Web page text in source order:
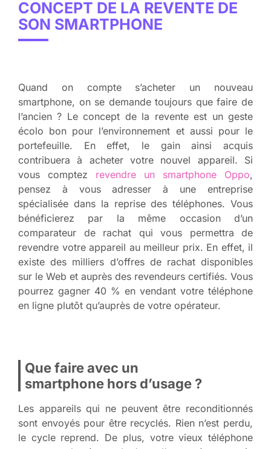
CONCEPT DE LA REVENTE DE
SON SMARTPHONE
Quand on compte s’acheter un nouveau
smartphone, on se demande toujours que faire de
l’ancien ? Le concept de la revente est un geste
écolo bon pour l’environnement et aussi pour le
portefeuille. En effet, le gain ainsi acquis
contribuera à acheter votre nouvel appareil. Si
vous comptez revendre un smartphone Oppo,
pensez à vous adresser à une entreprise
spécialisée dans la reprise des téléphones. Vous
bénéficierez par la même occasion d’un
comparateur de rachat qui vous permettra de
revendre votre appareil au meilleur prix. En effet, il
existe des milliers d’offres de rachat disponibles
sur le Web et auprès des revendeurs certifiés. Vous
pourrez gagner 40 % en vendant votre téléphone
en ligne plutôt qu’auprès de votre opérateur.
Que faire avec un
smartphone hors d’usage ?
Les appareils qui ne peuvent être reconditionnés
sont envoyés pour être recyclés. Rien n’est perdu,
le cycle reprend. De plus, votre vieux téléphone